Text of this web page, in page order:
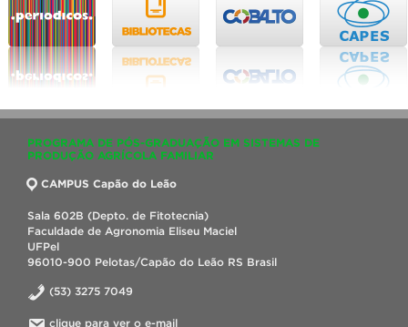
PROGRAMA DE PÓS-GRADUAÇÃO EM SISTEMAS DE
PRODUÇÃO AGRÍCOLA FAMILIAR
CAMPUS Capão do Leão
Sala 602B (Depto. de Fitotecnia)
Faculdade de Agronomia Eliseu Maciel
UFPel
96010-900 Pelotas/Capão do Leão RS Brasil
(53) 3275 7049
clique para ver o e-mail